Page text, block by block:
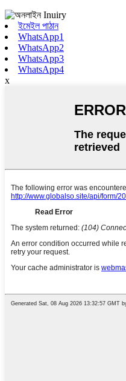
ইমেইল পাঠান
WhatsApp1
WhatsApp2
WhatsApp3
WhatsApp4
x